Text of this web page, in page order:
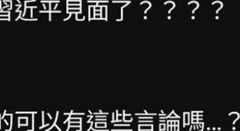
10:30